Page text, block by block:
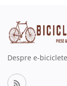
Despre e-